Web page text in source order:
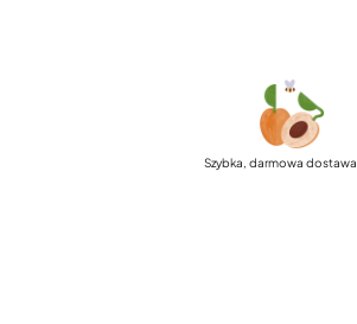
Szybka, darmowa dostawa